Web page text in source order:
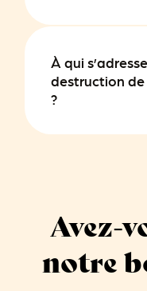
À qui
destruction de
?
Avez-
notre